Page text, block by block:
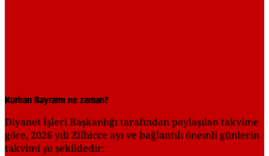
Kurban Bayramı ne zaman?
Diyanet İşleri Başkanlığı tarafından paylaşılan takvime
göre, 2026 yılı Zilhicce ayı ve bağlantılı önemli günlerin
takvimi şu şekildedir: